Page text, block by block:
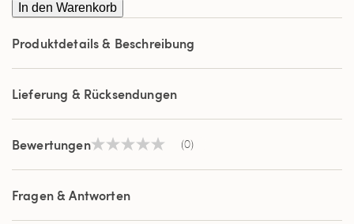
In den Warenkorb
Produktdetails & Beschreibung
Lieferung & Rücksendungen
BewertungenKein
Link
derselben
(0)
Fragen & Antworten